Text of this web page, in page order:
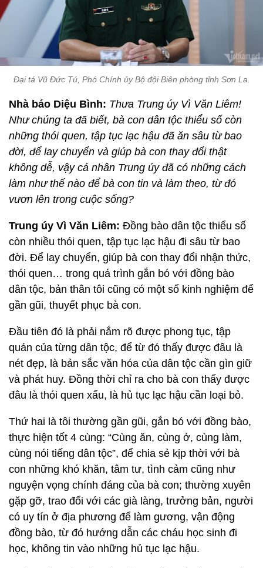
Đại tá Vũ Đức Tú, Phó Chính ủy Bộ đội Biên phòng tỉnh Sơn La.
Nhà báo Diệu Bình: Thưa Trung úy Vì Văn Liêm!
Như chúng ta đã biết, bà con dân tộc thiểu số còn
những thói quen, tập tục lạc hậu đã ăn sâu từ bao
đời, để lay chuyển và giúp bà con thay đổi thật
không dễ, vậy cá nhân Trung úy đã có những cách
làm như thế nào để bà con tin và làm theo, từ đó
vươn lên trong cuộc sống?
Trung úy Vì Văn Liêm: Đồng bào dân tộc thiểu số
còn nhiều thói quen, tập tục lạc hậu đi sâu từ bao
đời. Để lay chuyển, giúp bà con thay đổi nhận thức,
thói quen… trong quá trình gắn bó với đồng bào
dân tộc, bản thân tôi cũng có một số kinh nghiệm để
gần gũi, thuyết phục bà con.
Đầu tiên đó là phải nắm rõ được phong tục, tập
quán của từng dân tộc, để từ đó thấy được đâu là
nét đẹp, là bản sắc văn hóa của dân tộc cần gìn giữ
và phát huy. Đồng thời chỉ ra cho bà con thấy được
đâu là thói quen xấu, là hủ tục lạc hậu cần loại bỏ.
Thứ hai là tôi thường gần gũi, gắn bó với đồng bào,
thực hiện tốt 4 cùng: “Cùng ăn, cùng ở, cùng làm,
cùng nói tiếng dân tộc”, để chia sẻ kịp thời với bà
con những khó khăn, tâm tư, tình cảm cũng như
nguyện vọng chính đáng của bà con; thường xuyên
gặp gỡ, trao đổi với các già làng, trưởng bản, người
có uy tín ở địa phương để làm gương, vận động
đồng bào, từ đó hướng dẫn các cháu học sinh đi
học, không tin vào những hủ tục lạc hậu.